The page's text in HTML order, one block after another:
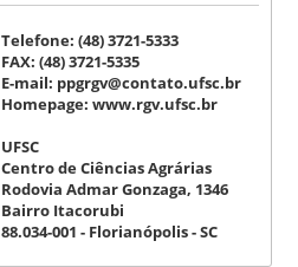
Telefone: (48) 3721-5333
FAX: (48) 3721-5335
E-mail: ppgrgv@contato.ufsc.br
Homepage: www.rgv.ufsc.br
UFSC
Centro de Ciências Agrárias
Rodovia Admar Gonzaga, 1346
Bairro Itacorubi
88.034-001 - Florianópolis - SC